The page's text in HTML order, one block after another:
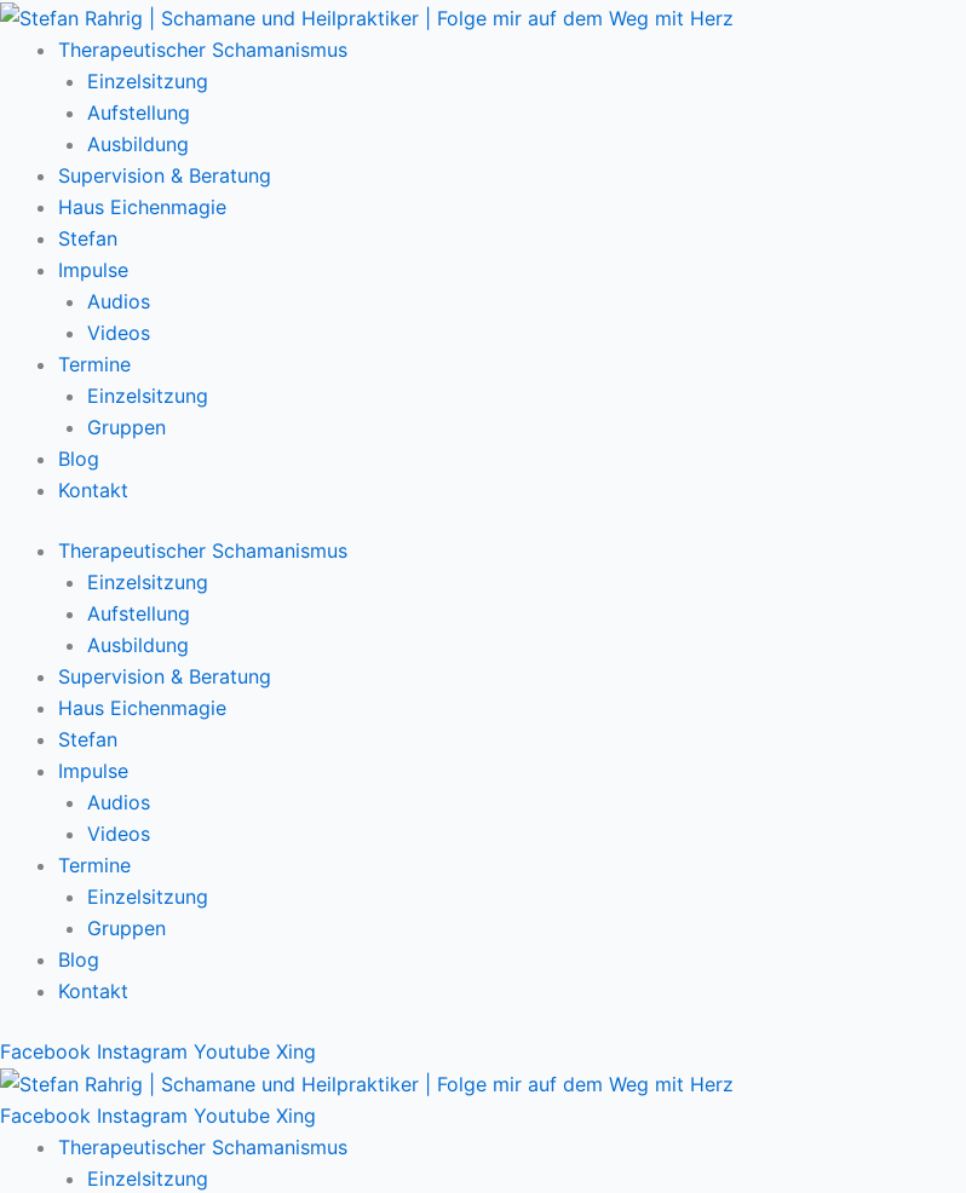
Zum
Inhalt
springen
Therapeutischer Schamanismus
Einzelsitzung
Aufstellung
Ausbildung
Supervision & Beratung
Haus Eichenmagie
Stefan
Impulse
Audios
Videos
Termine
Einzelsitzung
Gruppen
Blog
Kontakt
Therapeutischer Schamanismus
Einzelsitzung
Aufstellung
Ausbildung
Supervision & Beratung
Haus Eichenmagie
Stefan
Impulse
Audios
Videos
Termine
Einzelsitzung
Gruppen
Blog
Kontakt
Facebook Instagram Youtube Xing
Facebook Instagram Youtube Xing
Therapeutischer Schamanismus
Einzelsitzung
Main
Menu